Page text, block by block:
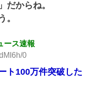
だからね。
。
ース速報
0
ト100万件突破した